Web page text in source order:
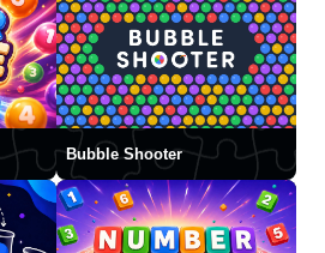
Bubble Shooter